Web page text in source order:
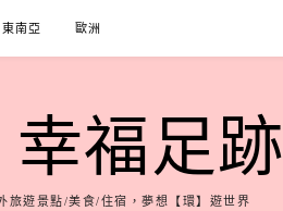
東南亞 歐洲
福足跡
旅遊景點/美食/住宿，夢想【環】遊世界